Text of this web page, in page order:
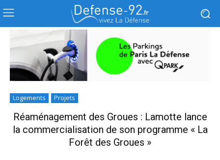
Logements Projets
Réaménagement des Groues : Lamotte lance
la commercialisation de son programme « La
Forêt des Groues »